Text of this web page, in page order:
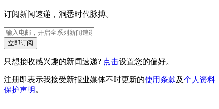
订阅新闻速递，洞悉时代脉搏。
立即订阅
只想接收感兴趣的新闻速递? 点击设置您的偏好。
注册即表示我接受新报业媒体不时更新的使用条款及个人资料
保护声明 。